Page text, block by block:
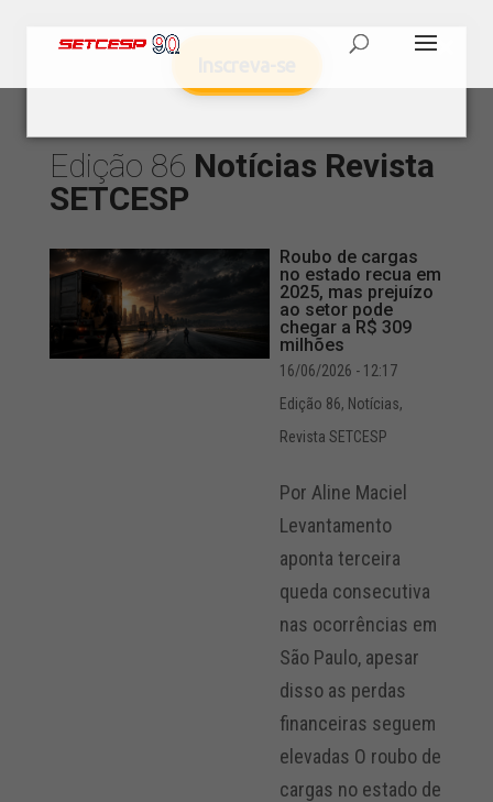
Edição 86 Notícias Revista
SETCESP
Roubo de cargas
no estado recua em
2025, mas prejuízo
ao setor pode
chegar a R$ 309
milhões
16/06/2026 - 12:17
Edição 86, Notícias,
Revista SETCESP
Por Aline Maciel
Levantamento
aponta terceira
queda consecutiva
nas ocorrências em
São Paulo, apesar
disso as perdas
financeiras seguem
elevadas O roubo de
cargas no estado de